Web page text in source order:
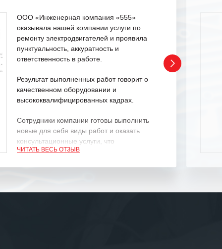
ООО «Инженерная компания «555»
оказывала нашей компании услуги по
ремонту электродвигателей и проявила
пунктуальность, аккуратность и
ответственность в работе.
Результат выполненных работ говорит о
качественном оборудовании и
высококвалифицированных кадрах.
Сотрудники компании готовы выполнить
новые для себя виды работ и оказать
консультационные услуги, что
характеризует их как профессионалов
ответственного и надежного поставщика
ЧИТАТЬ ВЕСЬ ОТЗЫВ